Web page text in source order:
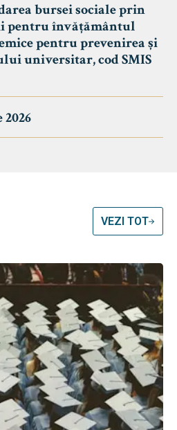
bursei sociale prin
pentru învățământul
pentru prevenirea și
universitar, cod SMIS
VEZI TOT